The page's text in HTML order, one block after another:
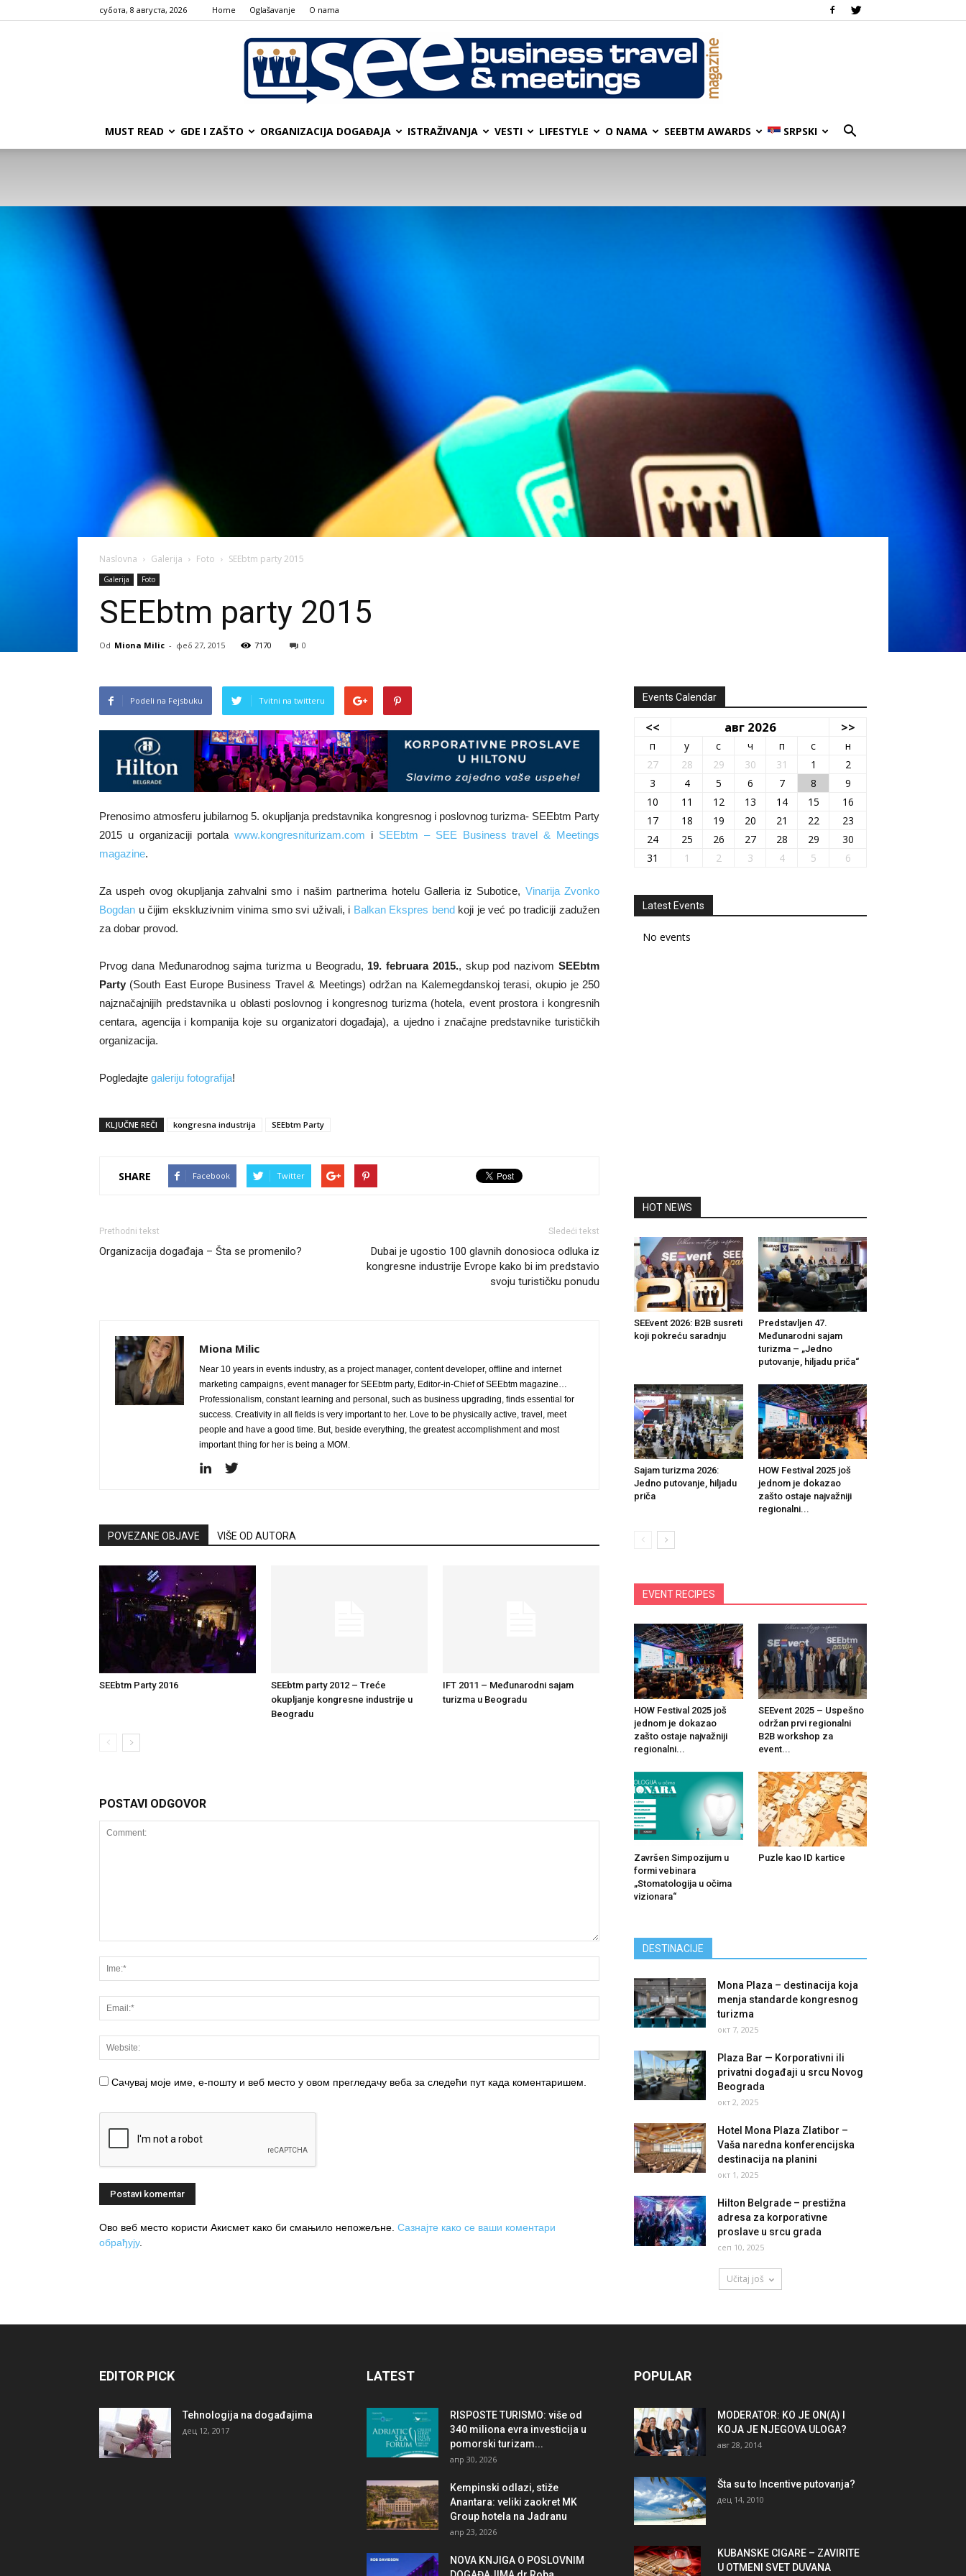
субота, 8 августа, 2026 Home Oglašavanje О nama
SEE
&
MUST READ GDE I ZAŠTO ORGANIZACIJA DOGAĐAJA ISTRAŽIVANJA VESTI LIFESTYLE О NAMA SEEBTM AWARDS SRPSKI
Naslovna Galerija Foto SEEbtm party 2015
Galerija Foto
SEEbtm party 2015
Od Miona Milic - феб 27, 2015 7170 0
Podeli na Fejsbuku Tvitni na twitteru
Prenosimo atmosferu jubilarnog 5. okupljanja predstavnika kongresnog i poslovnog turizma- SEEbtm Party
2015 u organizaciji portalawww.kongresniturizam.com i SEEbtm – SEE Business travel & Meetings
magazine.
Za uspeh ovog okupljanja zahvalni smo i našim partnerima hotelu Galleria iz Subotice, Vinarija Zvonko
Bogdan u čijim ekskluzivnim vinima smo svi uživali, i Balkan Ekspres bendkoji je već po tradiciji zadužen
za dobar provod.
Prvog dana Međunarodnog sajma turizma u Beogradu, 19. februara 2015., skup pod nazivomSEEbtm
Party (South East Europe Business Travel & Meetings) održan na Kalemegdanskoj terasi, okupio je 250
najznačajnijih predstavnika u oblasti poslovnog i kongresnog turizma (hotela, event prostora i kongresnih
centara, agencija i kompanija koje su organizatori događaja), a ujedno i značajne predstavnike turističkih
organizacija.
Pogledajte galeriju fotografija!
KLJUČNE REČI kongresna industrija SEEbtm Party
SHARE Facebook Twitter
Prethodni tekst
Organizacija događaja – Šta se promenilo?
Sledeći tekst
Dubai je ugostio 100 glavnih donosioca odluka iz
kongresne industrije Evrope kako bi im predstavio
svoju turističku ponudu
Miona Milic
Near 10 years in events industry, as a project manager, content developer, offline and internet
marketing campaigns, event manager for SEEbtm party, Editor-in-Chief of SEEbtm magazine…
Professionalism, constant learning and personal, such as business upgrading, finds essential for
success. Creativity in all fields is very important to her. Love to be physically active, travel, meet
people and have a good time. But, beside everything, the greatest accomplishment and most
important thing for her is being a MOM.
POVEZANE OBJAVE VIŠE OD AUTORA
SEEbtm Party 2016
SEEbtm party 2012 – Treće
okupljanje kongresne industrije u
Beogradu
IFT 2011 – Međunarodni sajam
turizma u Beogradu
POSTAVI ODGOVOR
Сачувај моје име, е-пошту и веб место у овом прегледачу веба за следећи пут када коментаришем.
Ово веб место користи Акисмет како би смањило непожељне. Сазнајте како се ваши коментари
обрађују.
Events Calendar
<< авг 2026 >>
п у с ч п с
н
27
28 29 30 31 1
2
3
4 5 6 7 8
9
10
11 12 13 14 15
16
17
18 19 20 21 22
23
24
25 26 27 28 29
30
31
1 2 3 4 5 6
Latest Events
No events
HOT NEWS
SEEvent 2026: B2B susreti
koji pokreću saradnju
Predstavljen 47.
Međunarodni sajam
turizma – „Jedno
putovanje, hiljadu priča“
Sajam turizma 2026:
Jedno putovanje, hiljadu
priča
HOW Festival 2025 još
jednom je dokazao
zašto ostaje najvažniji
regionalni...
EVENT RECIPES
HOW Festival 2025 još
jednom je dokazao
zašto ostaje najvažniji
regionalni...
SEEvent 2025 – Uspešno
održan prvi regionalni
B2B workshop za
event...
Završen Simpozijum u
formi vebinara
„Stomatologija u očima
vizionara“
Puzle kao ID kartice
DESTINACIJE
Mona Plaza – destinacija koja
menja standarde kongresnog
turizma
окт 7, 2025
Plaza Bar — Korporativni ili
privatni događaji u srcu Novog
Beograda
окт 2, 2025
Hotel Mona Plaza Zlatibor –
Vaša naredna konferencijska
destinacija na planini
окт 1, 2025
Hilton Belgrade – prestižna
adresa za korporativne
proslave u srcu grada
сеп 10, 2025
Učitaj još
EDITOR PICK
Tehnologija na događajima
дец 12, 2017
LATEST
RISPOSTE TURISMO: više od
340 miliona evra investicija u
pomorski turizam...
апр 30, 2026
Kempinski odlazi, stiže
Anantara: veliki zaokret MK
Group hotela na Jadranu
апр 23, 2026
NOVA KNJIGA O POSLOVNIM
POPULAR
MODERATOR: KO JE ON(A) I
KOJA JE NJEGOVA ULOGA?
авг 28, 2014
Šta su to Incentive putovanja?
дец 14, 2010
KUBANSKE CIGARE – ZAVIRITE
U OTMENI SVET DUVANA